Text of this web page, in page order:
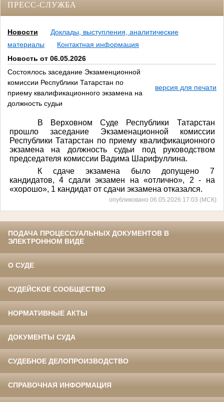
ПРЕСС-СЛУЖБА
Новости
Доклады, выступления, аналитические
материалы
Контактная информация
Новость от 06.05.2026
Состоялось заседание Экзаменционной
комиссии Республики Татарстан по
приему квалификационного экзамена на
должность судьи
версия для печати
В Верховном Суде Республики Татарстан
прошло заседание Экзаменационной комиссии
Республики Татарстан по приему квалификационного
экзамена на должность судьи под руководством
председателя комиссии Вадима Шарифуллина.
К сдаче экзамена было допущено 7
кандидатов, 4 сдали экзамен на «отлично», 2 - на
«хорошо», 1 кандидат от сдачи экзамена отказался.
опубликовано 06.05.2026 17:03 (МСК)
ПОДАЧА ПРОЦЕССУАЛЬНЫХ ДОКУМЕНТОВ В
ЭЛЕКТРОННОМ ВИДЕ
О СУДЕ
СУДЕЙСКОЕ СООБЩЕСТВО
НОРМАТИВНЫЕ АКТЫ
ДОКУМЕНТЫ СУДА
СУДЕБНОЕ ДЕЛОПРОИЗВОДСТВО
СПРАВОЧНАЯ ИНФОРМАЦИЯ